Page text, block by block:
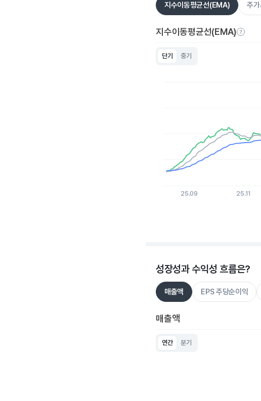
지수이동평균선(EMA) 주
지수이동평균선(EMA)
단기 중기
The chart has 1 X axis
The chart has 1 Y axis
25.09 25.11
성장성과 수익성 흐름은?
매출액 EPS 주당순이익
매출액
연간 분기